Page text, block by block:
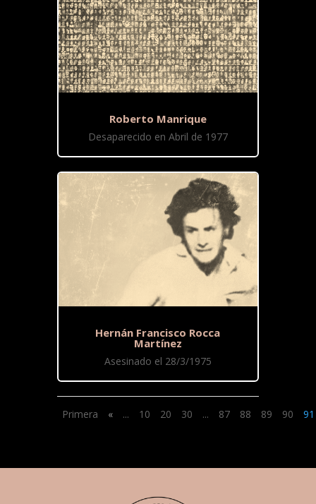
Roberto Manrique
Desaparecido en Abril de 1977
Hernán Francisco Rocca
Martínez
Asesinado el 28/3/1975
Primera « ... 10 20 30 ... 87 88 89 90 91